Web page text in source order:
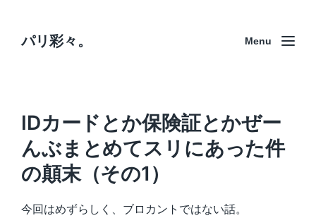
パリ彩々。 Menu
IDカードとか保険証とかぜー
んぶまとめてスリにあった件
の顛末（その1）
今回はめずらしく、ブロカントではない話。